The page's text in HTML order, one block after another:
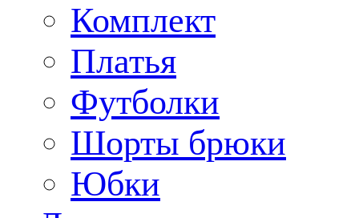
Комплект
Платья
Футболки
Шорты брюки
Юбки